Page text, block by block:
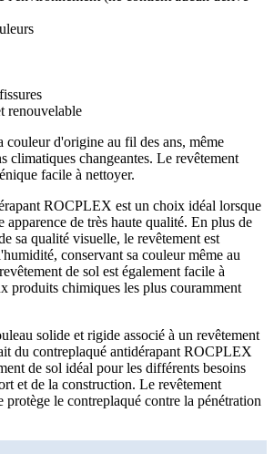
renouvelable
couleur d'origine au fil des ans, même
climatiques changeantes. Le revêtement
facile à nettoyer.
ROCPLEX est un choix idéal lorsque
apparence de très haute qualité. En plus de
sa qualité visuelle, le revêtement est
conservant sa couleur même au
de sol est également facile à
produits chimiques les plus couramment
solide et rigide associé à un revêtement
du contreplaqué antidérapant ROCPLEX
de sol idéal pour les différents besoins
et de la construction. Le revêtement
protège le contreplaqué contre la pénétration